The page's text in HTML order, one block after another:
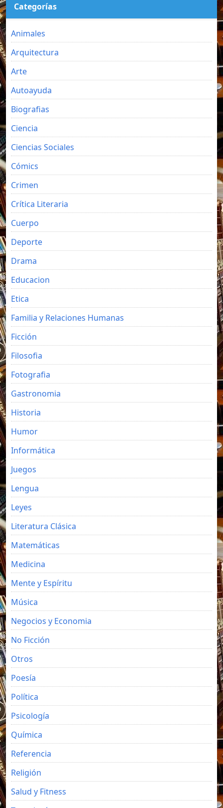
Categorías
Animales
Arquitectura
Arte
Autoayuda
Biografias
Ciencia
Ciencias Sociales
Cómics
Crimen
Crítica Literaria
Cuerpo
Deporte
Drama
Educacion
Etica
Familia y Relaciones Humanas
Ficción
Filosofia
Fotografia
Gastronomia
Historia
Humor
Informática
Juegos
Lengua
Leyes
Literatura Clásica
Matemáticas
Medicina
Mente y Espíritu
Música
Negocios y Economia
No Ficción
Otros
Poesía
Política
Psicología
Química
Referencia
Religión
Salud y Fitness